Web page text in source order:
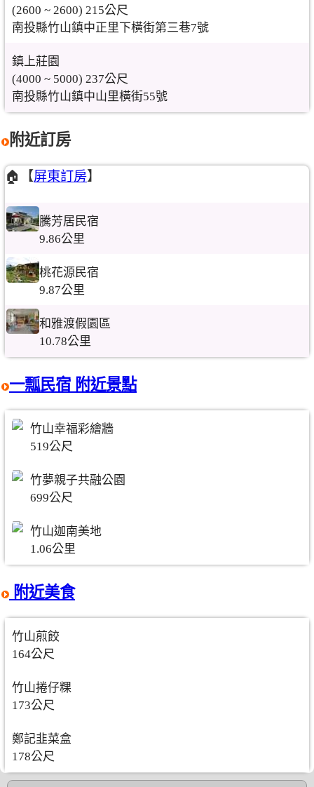
(2600 ~ 2600) 215公尺
南投縣竹山鎮中正里下橫街第三巷7號
鎮上莊園
(4000 ~ 5000) 237公尺
南投縣竹山鎮中山里橫街55號
附近訂房
🏠【屏東訂房】
騰芳居民宿
9.86公里
桃花源民宿
9.87公里
和雅渡假園區
10.78公里
一瓢民宿 附近景點
竹山幸福彩繪牆
519公尺
竹夢親子共融公園
699公尺
竹山迦南美地
1.06公里
附近美食
竹山煎餃
164公尺
竹山捲仔粿
173公尺
鄭記韭菜盒
178公尺